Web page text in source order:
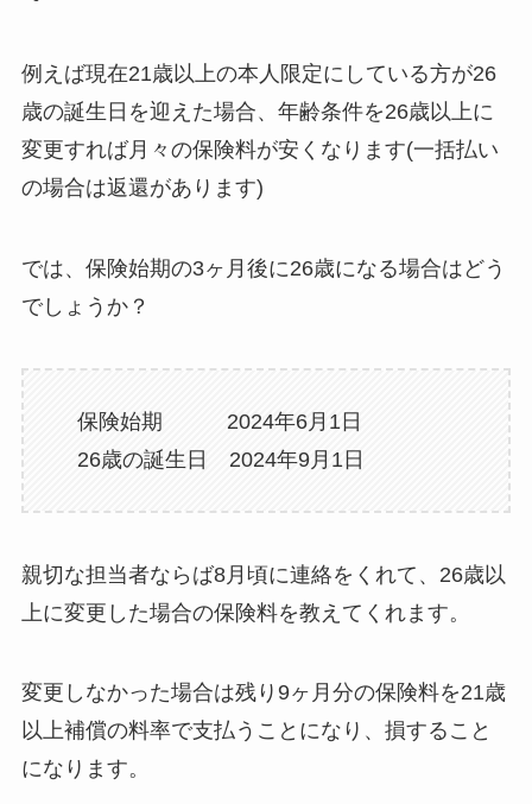
例えば現在21歳以上の本人限定にしている方が26
歳の誕生日を迎えた場合、年齢条件を26歳以上に
変更すれば月々の保険料が安くなります(一括払い
の場合は返還があります)
では、保険始期の3ヶ月後に26歳になる場合はどう
でしょうか？
保険始期 2024年6月1日
26歳の誕生日 2024年9月1日
親切な担当者ならば8月頃に連絡をくれて、26歳以
上に変更した場合の保険料を教えてくれます。
変更しなかった場合は残り9ヶ月分の保険料を21歳
以上補償の料率で支払うことになり、損すること
になります。